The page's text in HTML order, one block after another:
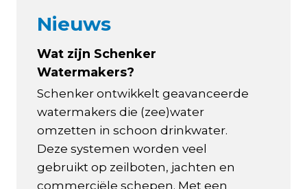
Nieuws
Wat zijn Schenker
Watermakers?
Schenker ontwikkelt geavanceerde
watermakers die (zee)water
omzetten in schoon drinkwater.
Deze systemen worden veel
gebruikt op zeilboten, jachten en
commerciële schepen. Met een